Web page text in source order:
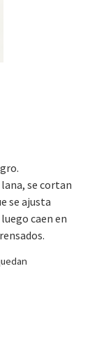
se cortan
se ajusta
caen en